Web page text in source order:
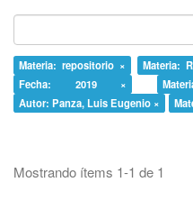
Materia: repositorio × Materia:
Fecha: 2019 ×
Autor: Panza, Luis Eugenio ×
Mostrando ítems 1-1 de 1